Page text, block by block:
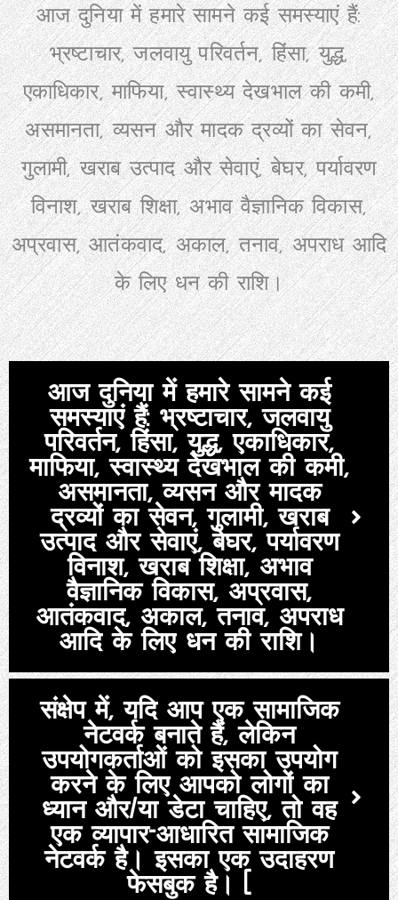
आज दुनिया में हमारे सामने कई समस्याएं हैं:
भ्रष्टाचार, जलवायु परिवर्तन, हिंसा, युद्ध,
एकाधिकार, माफिया, स्वास्थ्य देखभाल की कमी,
असमानता, व्यसन और मादक द्रव्यों का सेवन,
गुलामी, खराब उत्पाद और सेवाएं, बेघर, पर्यावरण
विनाश, खराब शिक्षा, अभाव वैज्ञानिक विकास,
अप्रवास, आतंकवाद, अकाल, तनाव, अपराध आदि
के लिए धन की राशि।
आज दुनिया में हमारे सामने कई
समस्याएं हैं: भ्रष्टाचार, जलवायु
परिवर्तन, हिंसा, युद्ध, एकाधिकार,
माफिया, स्वास्थ्य देखभाल की कमी,
असमानता, व्यसन और मादक
द्रव्यों का सेवन, गुलामी, खराब
उत्पाद और सेवाएं, बेघर, पर्यावरण
विनाश, खराब शिक्षा, अभाव
वैज्ञानिक विकास, अप्रवास,
आतंकवाद, अकाल, तनाव, अपराध
आदि के लिए धन की राशि।
संक्षेप में, यदि आप एक सामाजिक
नेटवर्क बनाते हैं, लेकिन
उपयोगकर्ताओं को इसका उपयोग
करने के लिए आपको लोगों का
ध्यान और/या डेटा चाहिए, तो वह
एक व्यापार-आधारित सामाजिक
नेटवर्क है। इसका एक उदाहरण
फेसबुक है। (